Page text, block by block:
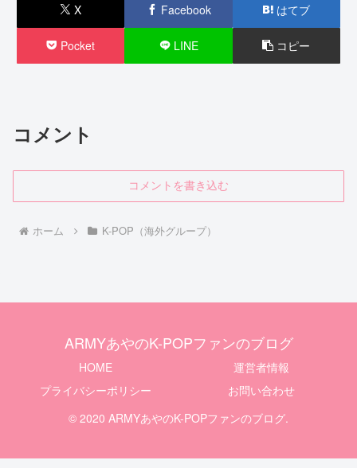
X Facebook はてブ
Pocket LINE コピー
コメント
コメントを書き込む
ホーム K-POP（海外グループ）
ARMYあやのK-POPファンのブログ
HOME
運営者情報
プライバシーポリシー
お問い合わせ
© 2020 ARMYあやのK-POPファンのブログ.